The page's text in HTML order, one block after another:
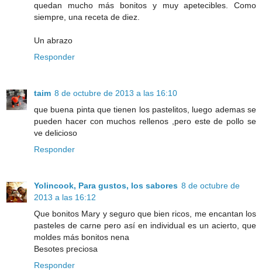
quedan mucho más bonitos y muy apetecibles. Como
siempre, una receta de diez.
Un abrazo
Responder
taim 8 de octubre de 2013 a las 16:10
que buena pinta que tienen los pastelitos, luego ademas se
pueden hacer con muchos rellenos ,pero este de pollo se
ve delicioso
Responder
Yolincook, Para gustos, los sabores 8 de octubre de
2013 a las 16:12
Que bonitos Mary y seguro que bien ricos, me encantan los
pasteles de carne pero así en individual es un acierto, que
moldes más bonitos nena
Besotes preciosa
Responder